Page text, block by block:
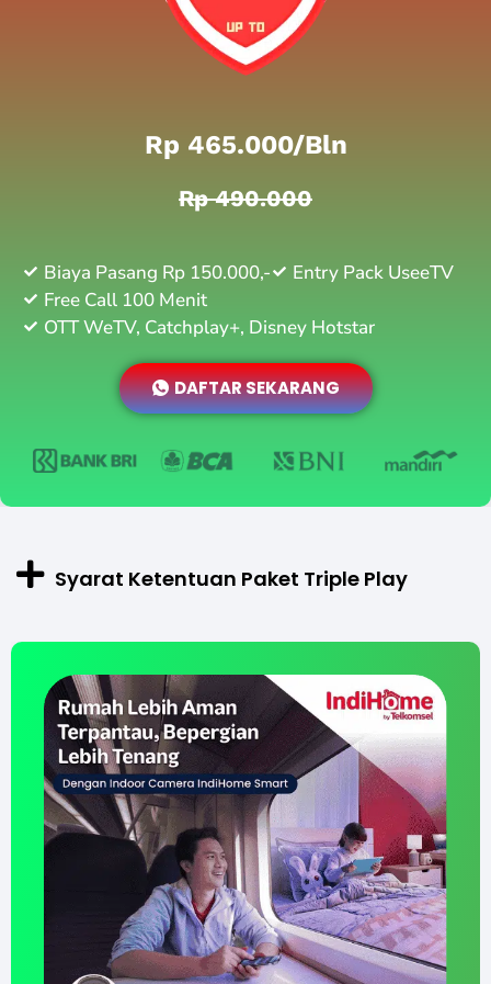
Rp 465.000/bln
Rp 490.000
Biaya Pasang Rp 150.000,-
Entry Pack UseeTV
Free Call 100 Menit
OTT WeTV, Catchplay+, Disney Hotstar
DAFTAR SEKARANG
Syarat Ketentuan Paket Triple Play